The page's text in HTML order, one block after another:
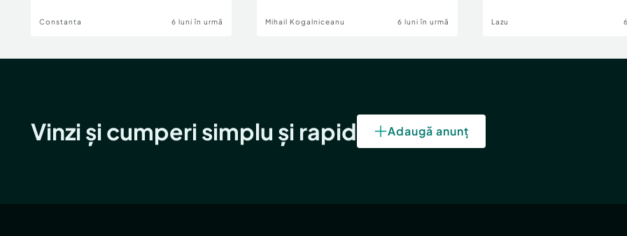
Constanta 6 luni în urmă Mihail Kogalniceanu 6 luni în urmă Lazu
Vinzi și cumperi simplu și rapid Adaugă anunț